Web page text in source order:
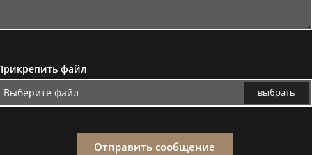
файл
выбрать
Выберите файл
Отправить сообщение